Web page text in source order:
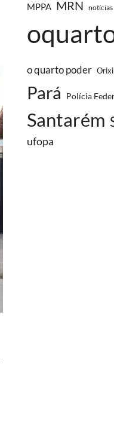
MPPA MRN notícias
o quarto poder
Pará Polícia
Santarém
ufopa